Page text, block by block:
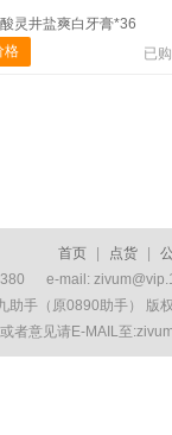
灵井盐爽白牙膏*36
格
已
首页 点货
e-mail:
助手（原0890助手） 版
者意见请E-MAIL至